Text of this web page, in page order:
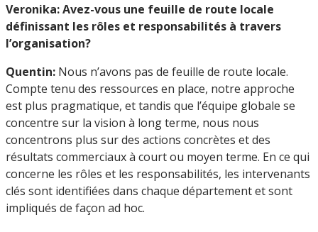
Veronika: Avez-vous une feuille de route locale
définissant les rôles et responsabilités à travers
l’organisation?
Quentin: Nous n’avons pas de feuille de route locale.
Compte tenu des ressources en place, notre approche
est plus pragmatique, et tandis que l’équipe globale se
concentre sur la vision à long terme, nous nous
concentrons plus sur des actions concrètes et des
résultats commerciaux à court ou moyen terme. En ce qui
concerne les rôles et les responsabilités, les intervenants
clés sont identifiées dans chaque département et sont
impliqués de façon ad hoc.